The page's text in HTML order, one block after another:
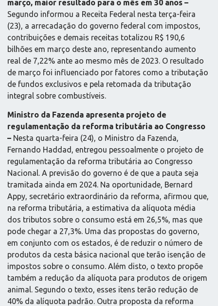
março, maior resultado para o mês em 30 anos –
Segundo informou a Receita Federal nesta terça-feira
(23), a arrecadação do governo federal com impostos,
contribuições e demais receitas totalizou R$ 190,6
bilhões em março deste ano, representando aumento
real de 7,22% ante ao mesmo mês de 2023. O resultado
de março foi influenciado por fatores como a tributação
de fundos exclusivos e pela retomada da tributação
integral sobre combustíveis.
Ministro da Fazenda apresenta projeto de
regulamentação da reforma tributária ao Congresso
– Nesta quarta-feira (24), o Ministro da Fazenda,
Fernando Haddad, entregou pessoalmente o projeto de
regulamentação da reforma tributária ao Congresso
Nacional. A previsão do governo é de que a pauta seja
tramitada ainda em 2024. Na oportunidade, Bernard
Appy, secretário extraordinário da reforma, afirmou que,
na reforma tributária, a estimativa da alíquota média
dos tributos sobre o consumo está em 26,5%, mas que
pode chegar a 27,3%. Uma das propostas do governo,
em conjunto com os estados, é de reduzir o número de
produtos da cesta básica nacional que terão isenção de
impostos sobre o consumo. Além disto, o texto propõe
também a redução da alíquota para produtos de origem
animal. Segundo o texto, esses itens terão redução de
40% da alíquota padrão. Outra proposta da reforma